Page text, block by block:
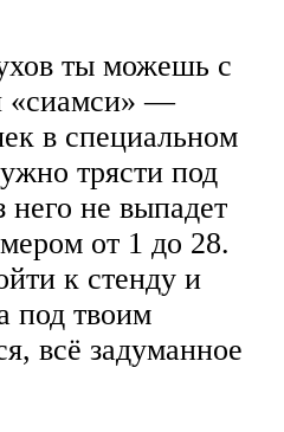
ты можешь с
«сиамси» —
в специальном
трясти под
не выпадет
от 1 до 28.
к стенду и
под твоим
всё задуманное